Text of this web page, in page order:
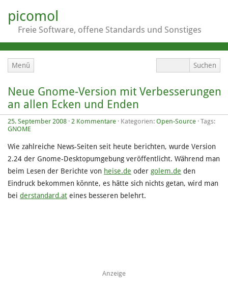
picomol
Freie Software, offene Standards und Sonstiges
Menü
Neue Gnome-Version mit Verbesserungen
an allen Ecken und Enden
25. September 2008 · 2 Kommentare · Kategorien: Open-Source · Tags:
GNOME
Wie zahlreiche News-Seiten seit heute berichten, wurde Version
2.24 der Gnome-Desktopumgebung veröffentlicht. Während man
beim Lesen der Berichte von heise.de oder golem.de den
Eindruck bekommen könnte, es hätte sich nichts getan, wird man
bei derstandard.at eines besseren belehrt.
Anzeige